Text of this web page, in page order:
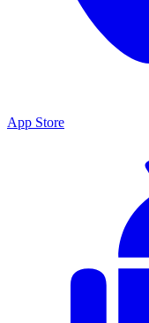
App Store